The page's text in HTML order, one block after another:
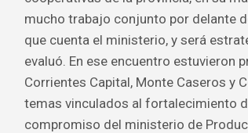
mucho trabajo conjunto por delante
que cuenta el ministerio, y será
evaluó. En ese encuentro estuvieron
Corrientes Capital, Monte Caseros y
temas vinculados al fortalecimiento
compromiso del ministerio de